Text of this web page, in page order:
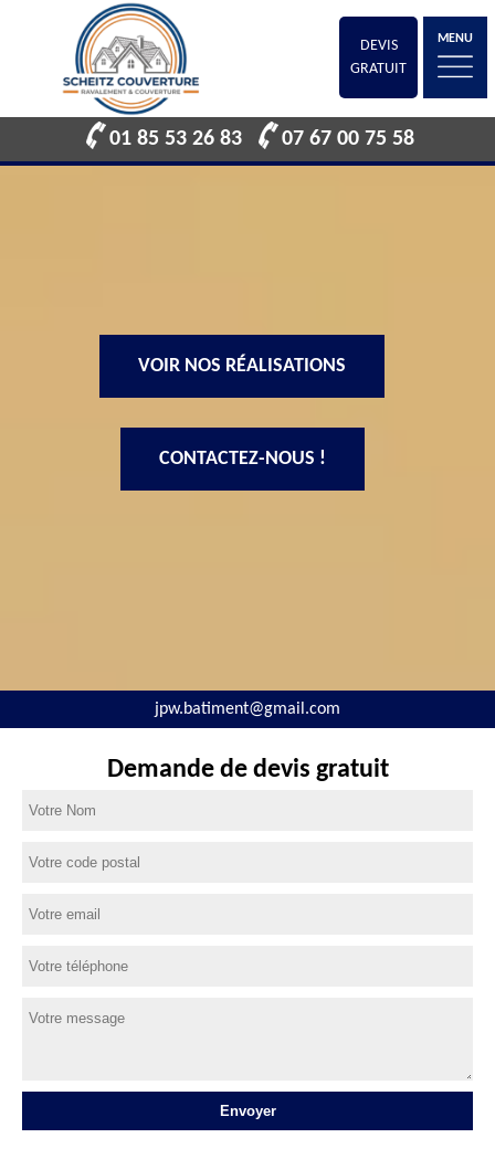
DEVIS
GRATUIT
MENU
01 85 53 26 83 07 67 00 75 58
VOIR NOS RÉALISATIONS
CONTACTEZ-NOUS !
jpw.batiment@gmail.com
Demande de devis gratuit